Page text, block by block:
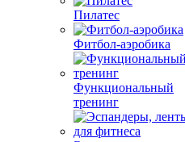
Пилатес
Фитбол-аэробика
Функциональный
тренинг